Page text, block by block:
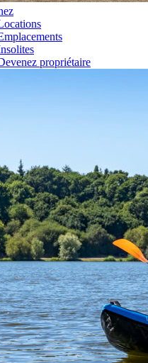
propriétaire